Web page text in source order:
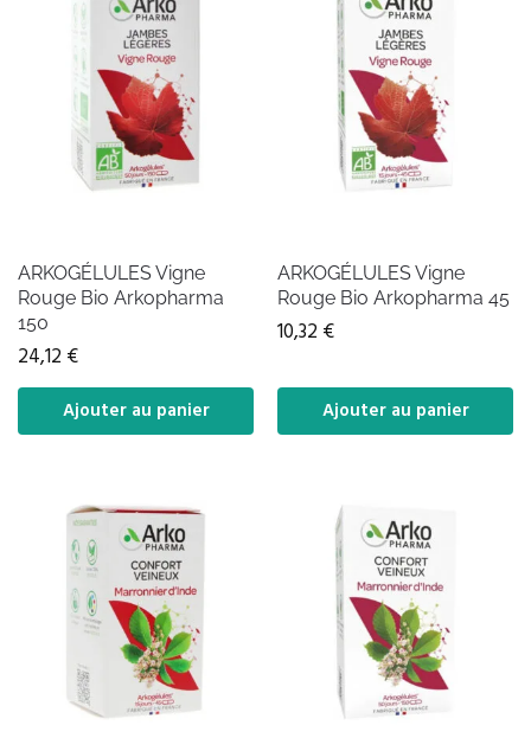
ARKOGÉLULES Vigne
Rouge Bio Arkopharma
150
24,12 €
Ajouter au panier
ARKOGÉLULES Vigne
Rouge Bio Arkopharma 45
10,32 €
Ajouter au panier